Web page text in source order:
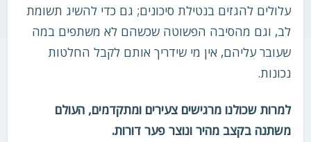
עלולים להגזים בנטילת סיכונים; גם כדי להשיג תשומת
לב, וגם מהסיבה הפשוטה שכשהם לא משתפים במה
שעובר עליהם, אין מי שידריך אותם לקבל החלטות
נכונות.
למרות שכולנו מרגישים צעירים ומתקדמים, העולם
משתנה בקצב מהיר ונוצר פער דורות.